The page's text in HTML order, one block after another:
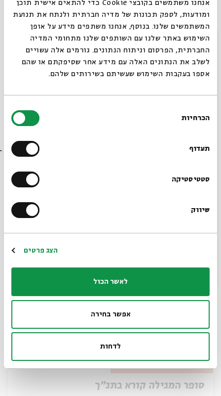
אנחנו משתמשים בקובצי Cookie כדי להתאים אישית תוכן
ומודעות, לספק תכונות של מדיה חברתית ולנתח את תנועת
המשתמשים שלנו. בנוסף, אנחנו משתפים מידע על אופן
השימוש באתר שלנו עם השותפים שלנו מתחומי המדיה
החברתית, הפרסום וניתוח הנתונים. גורמים אלה עשויים
לשלב את הנתונים האלה עם מידע אחר שסיפקתם או שהם
אספו בעקבות השימוש שעשיתם בשירותים שלהם.
הסכמה
הכרחיות
תעדוף
סטטיסטיקה
שיווק
הצג פרטים
לאשר הכול
אפשר בחירה
לדחות
אלוהים מתגלה – התוספות למגילה בתרגום
מתוך: למה פניך תסתיר? - מאחורי הפרגוד של מעשה מגילת אסתר
zoom
נשים מצילות, נשים מחסלות
סופר המגילה קורא בתנ״ך
סגור